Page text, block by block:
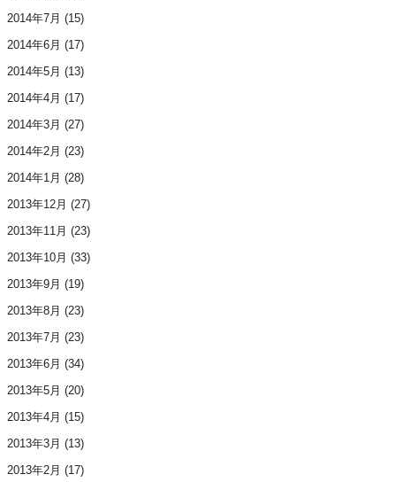
2014年7月 (15)
2014年6月 (17)
2014年5月 (13)
2014年4月 (17)
2014年3月 (27)
2014年2月 (23)
2014年1月 (28)
2013年12月 (27)
2013年11月 (23)
2013年10月 (33)
2013年9月 (19)
2013年8月 (23)
2013年7月 (23)
2013年6月 (34)
2013年5月 (20)
2013年4月 (15)
2013年3月 (13)
2013年2月 (17)